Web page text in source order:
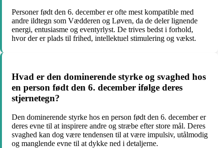
Personer født den 6. december er ofte mest kompatible med
andre ildtegn som Vædderen og Løven, da de deler lignende
energi, entusiasme og eventyrlyst. De trives bedst i forhold,
hvor der er plads til frihed, intellektuel stimulering og vækst.
Hvad er den dominerende styrke og svaghed hos
en person født den 6. december ifølge deres
stjernetegn?
Den dominerende styrke hos en person født den 6. december er
deres evne til at inspirere andre og stræbe efter store mål. Deres
svaghed kan dog være tendensen til at være impulsiv, utålmodig
og manglende evne til at dykke ned i detaljerne.